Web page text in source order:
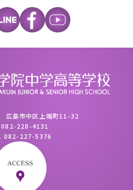
島市中区上幟町11-32
082-228-4131
082-227-5376